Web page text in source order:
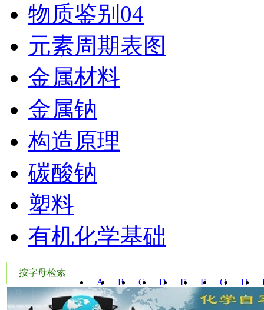
物质鉴别04
元素周期表图
金属材料
金属钠
构造原理
碳酸钠
塑料
有机化学基础
按字母检索
A
B C D E F G H
W Y